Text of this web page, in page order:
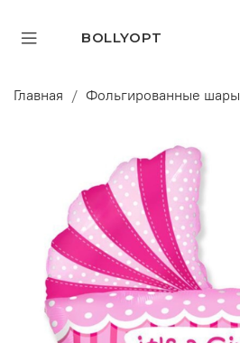
BOLLYOPT
Главная Фольгированные шары